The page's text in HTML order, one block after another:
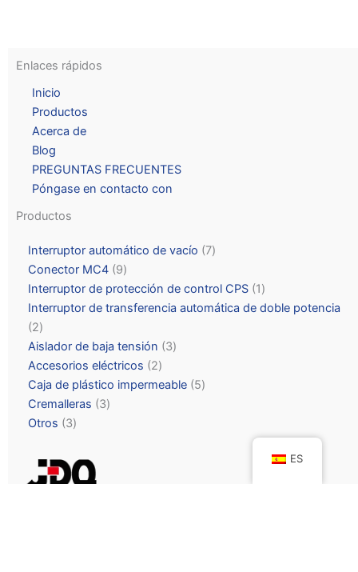
Enlaces rápidos
Inicio
Productos
Acerca de
Blog
PREGUNTAS FRECUENTES
Póngase en contacto con
Productos
Interruptor automático de vacío
7
Conector MC4 9
Interruptor de protección de control CPS 1
Interruptor de transferencia automática de doble potencia
2
Aislador de baja tensión
3
Accesorios eléctricos
2
Caja de plástico impermeable 5
Cremalleras
3
Otros
3
ES